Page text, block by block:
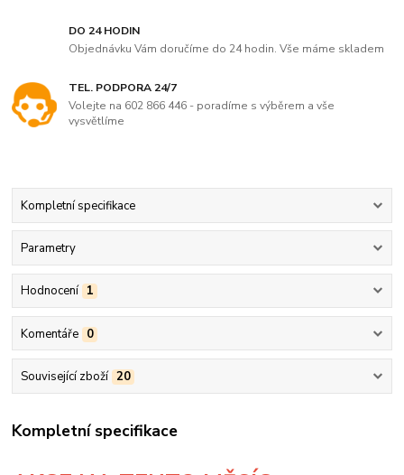
DO 24 HODIN
Objednávku Vám doručíme do 24 hodin. Vše máme skladem
TEL. PODPORA 24/7
Volejte na 602 866 446 - poradíme s výběrem a vše
vysvětlíme
Kompletní specifikace
Parametry
Hodnocení 1
Komentáře 0
Související zboží 20
Kompletní specifikace